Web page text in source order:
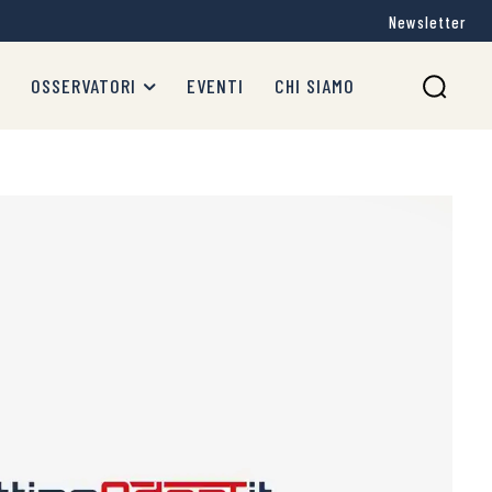
Newsletter
OSSERVATORI EVENTI CHI SIAMO